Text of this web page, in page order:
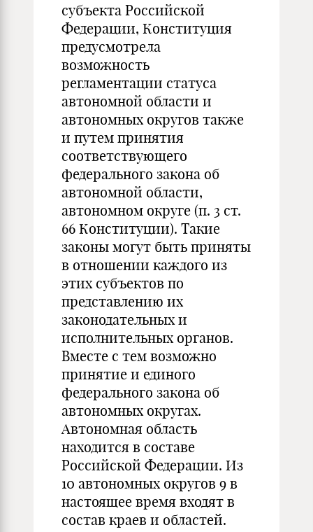
субъекта Российской
Федерации, Конституция
предусмотрела
возможность
регламентации статуса
автономной области и
автономных округов также
и путем принятия
соответствующего
федерального закона об
автономной области,
автономном округе (п. 3 ст.
66 Конституции). Такие
законы могут быть приняты
в отношении каждого из
этих субъектов по
представлению их
законодательных и
исполнительных органов.
Вместе с тем возможно
принятие и единого
федерального закона об
автономных округах.
Автономная область
находится в составе
Российской Федерации. Из
10 автономных округов 9 в
настоящее время входят в
состав краев и областей.